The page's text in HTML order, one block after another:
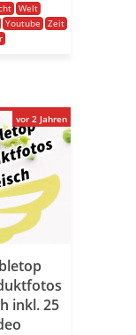
Welt
Youtube
Zeit
inkl. 25
vor 2 Jahren